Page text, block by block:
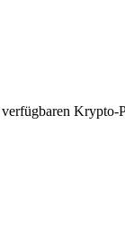
Krypto-